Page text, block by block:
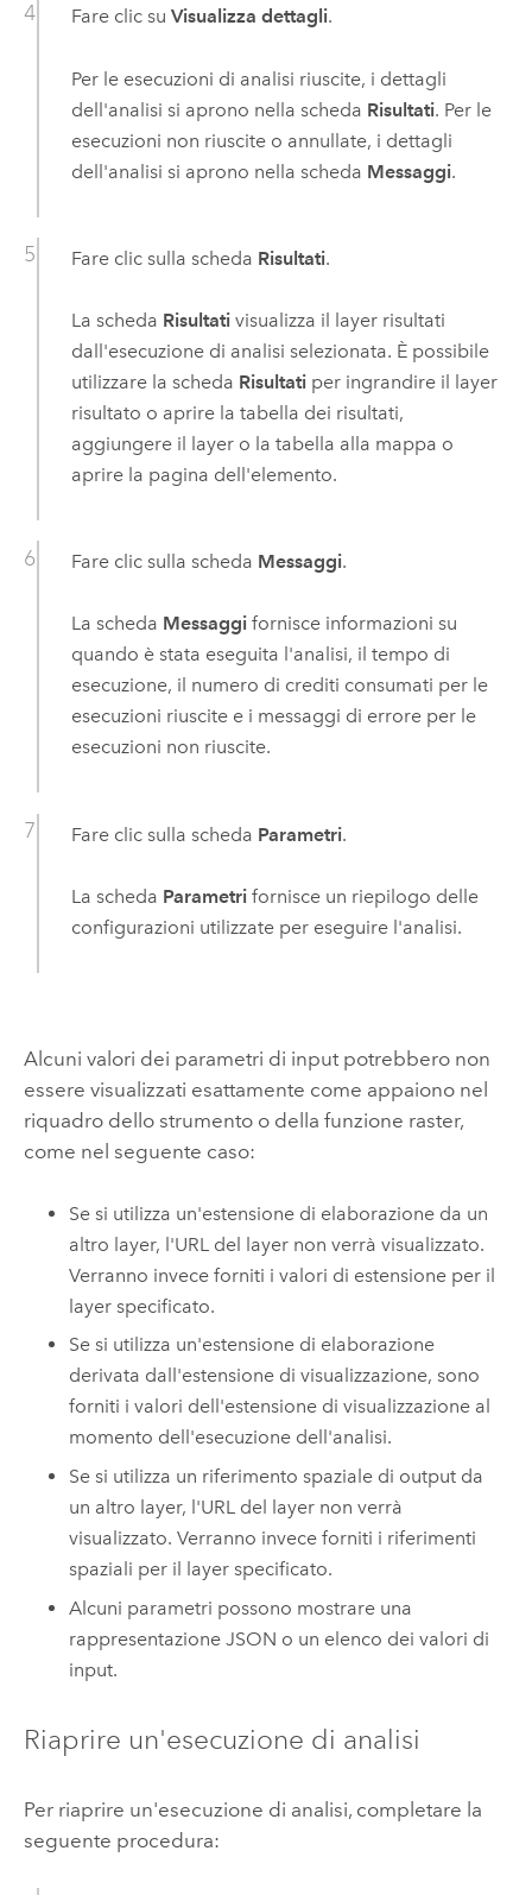
Fare clic su Visualizza dettagli.
Per le esecuzioni di analisi riuscite, i dettagli
dell'analisi si aprono nella scheda Risultati. Per le
esecuzioni non riuscite o annullate, i dettagli
dell'analisi si aprono nella scheda Messaggi.
Fare clic sulla scheda Risultati.
La scheda Risultativisualizza il layer risultati
dall'esecuzione di analisi selezionata. È possibile
utilizzare la scheda Risultatiper ingrandire il layer
risultato o aprire la tabella dei risultati,
aggiungere il layer o la tabella alla mappa o
aprire la pagina dell'elemento.
Fare clic sulla scheda Messaggi.
La scheda Messaggifornisce informazioni su
quando è stata eseguita l'analisi, il tempo di
esecuzione, il numero di crediti consumati per le
esecuzioni riuscite e i messaggi di errore per le
esecuzioni non riuscite.
Fare clic sulla scheda Parametri.
La scheda Parametrifornisce un riepilogo delle
configurazioni utilizzate per eseguire l'analisi.
Alcuni valori dei parametri di input potrebbero non
essere visualizzati esattamente come appaiono nel
riquadro dello strumento o della funzione raster,
come nel seguente caso:
Se si utilizza un'estensione di elaborazione da un
altro layer, l'URL del layer non verrà visualizzato.
Verranno invece forniti i valori di estensione per il
layer specificato.
Se si utilizza un'estensione di elaborazione
derivata dall'estensione di visualizzazione, sono
forniti i valori dell'estensione di visualizzazione al
momento dell'esecuzione dell'analisi.
Se si utilizza un riferimento spaziale di output da
un altro layer, l'URL del layer non verrà
visualizzato. Verranno invece forniti i riferimenti
spaziali per il layer specificato.
Alcuni parametri possono mostrare una
rappresentazione JSON o un elenco dei valori di
input.
Riaprire un'esecuzione di analisi
Per riaprire un'esecuzione di analisi, completare la
seguente procedura: